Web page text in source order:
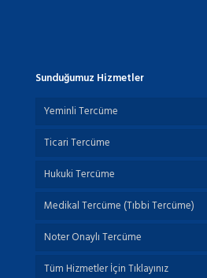
Sunduğumuz Hizmetler
Yeminli Tercüme
Ticari Tercüme
Hukuki Tercüme
Medikal Tercüme (Tıbbi Tercüme)
Noter Onaylı Tercüme
Tüm Hizmetler İçin Tıklayınız